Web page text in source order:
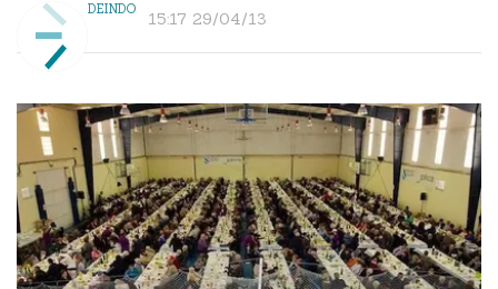
DEINDO 15:17 29/04/13